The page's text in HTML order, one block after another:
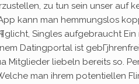
zu tun sein unser auf
kann man hemmungslos
Singles aufgebraucht
Datingportal ist
Mitglieder liebeln bereits so.
man ihrem potentiellen